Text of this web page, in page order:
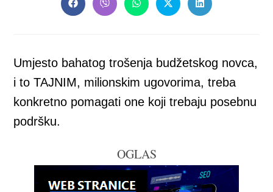
Opens
in
Opens
in
Opens
in
Opens
in
Opens
in
Umjesto bahatog trošenja budžetskog novca,
i to TAJNIM, milionskim ugovorima, treba
konkretno pomagati one koji trebaju posebnu
podršku.
OGLAS